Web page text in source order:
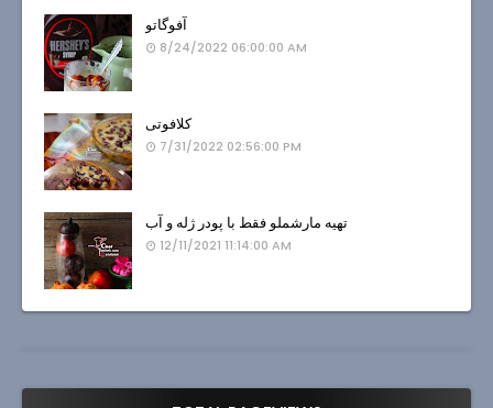
آفوگاتو
8/24/2022 06:00:00 AM
کلافوتی
7/31/2022 02:56:00 PM
تهیه مارشملو فقط با پودر ژله و آب
12/11/2021 11:14:00 AM